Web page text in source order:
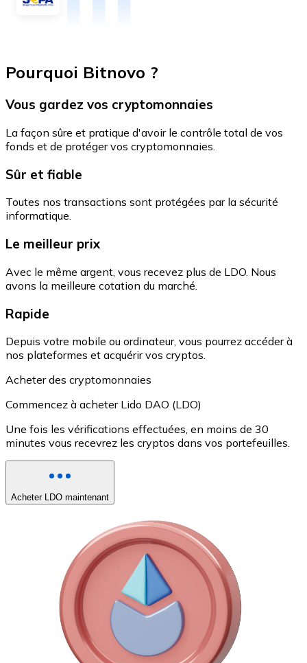
Pourquoi Bitnovo ?
Vous gardez vos cryptomonnaies
La façon sûre et pratique d'avoir le contrôle total de vos
fonds et de protéger vos cryptomonnaies.
Sûr et fiable
Toutes nos transactions sont protégées par la sécurité
informatique.
Le meilleur prix
Avec le même argent, vous recevez plus de LDO. Nous
avons la meilleure cotation du marché.
Rapide
Depuis votre mobile ou ordinateur, vous pourrez accéder à
nos plateformes et acquérir vos cryptos.
Acheter des cryptomonnaies
Commencez à acheter Lido DAO (LDO)
Une fois les vérifications effectuées, en moins de 30
minutes vous recevrez les cryptos dans vos portefeuilles.
Acheter LDO maintenant